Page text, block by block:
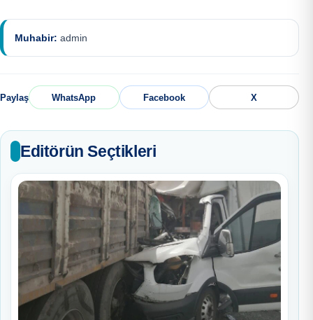
Muhabir: admin
Paylaş WhatsApp Facebook X
Editörün Seçtikleri